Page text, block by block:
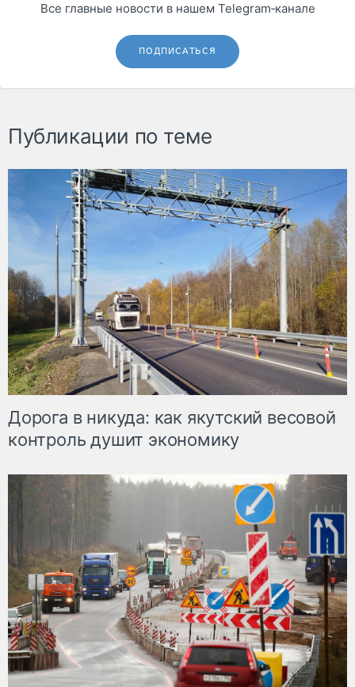
Все главные новости в нашем Telegram‑канале
ПОДПИСАТЬСЯ
Публикации по теме
Дорога в никуда: как якутский весовой
контроль душит экономику